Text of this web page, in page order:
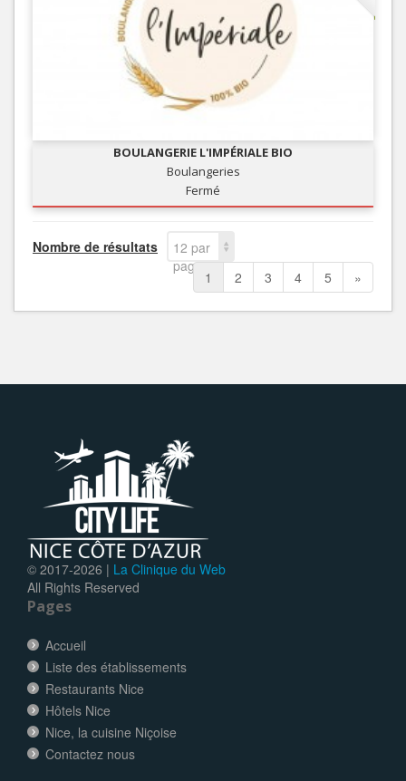
BOULANGERIE L'IMPÉRIALE BIO
Boulangeries
Fermé
Nombre de résultats
12 par
page
1 2 3 4 5 »
© 2017-2026 | La Clinique du Web
All Rights Reserved
Pages
Accueil
Liste des établissements
Restaurants Nice
Hôtels Nice
Nice, la cuisine Niçoise
Contactez nous